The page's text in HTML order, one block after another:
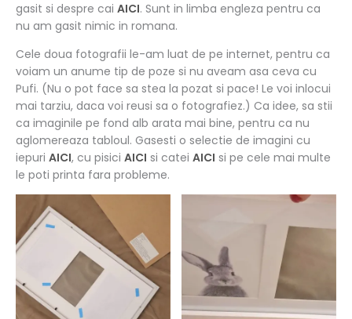
gasit si despre cai AICI. Sunt in limba engleza pentru ca
nu am gasit nimic in romana.
Cele doua fotografii le-am luat de pe internet, pentru ca
voiam un anume tip de poze si nu aveam asa ceva cu
Pufi. (Nu o pot face sa stea la pozat si pace! Le voi inlocui
mai tarziu, daca voi reusi sa o fotografiez.) Ca idee, sa stii
ca imaginile pe fond alb arata mai bine, pentru ca nu
aglomereaza tabloul. Gasesti o selectie de imagini cu
iepuri AICI, cu pisici AICI si catei AICI si pe cele mai multe
le poti printa fara probleme.